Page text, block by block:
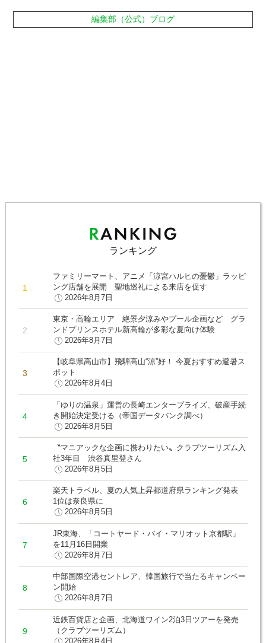
編集部（公式）ブログ
ランキング
ファミリーマート、アニメ「涼宮ハルヒの憂鬱」ラッピ
ング店舗を展開 聖地巡礼による来店を促す
2026年8月7日
東京・高輪エリア 絶景夕涼みやプール企画など グラ
ンドプリンスホテル新高輪が多彩な夏向け体験
2026年8月7日
【岐阜県高山市】飛騨高山“涼”好！ 今夏おすすめ避暑ス
ポット
2026年8月4日
「ゆりの温泉」運営の長崎エンタープライズ、破産手続
き開始決定受ける（帝国データバンク調べ）
2026年8月5日
〝マニアックな企画に携わりたい〟クラブツーリズム入
社3年目 渋谷真里登さん
2026年8月5日
楽天トラベル、夏の人気上昇都道府県ランキング発表
1位は奈良県に
2026年8月5日
JR東海、「コートヤード・バイ・マリオット京都駅」
を11月16日開業
2026年8月7日
中部国際空港セントレア、韓国旅行で当たるキャンペー
ン開始
2026年8月7日
近鉄百貨店と企画、北海道ワイン2泊3日ツアーを発売
（クラブツーリズム）
2026年8月4日